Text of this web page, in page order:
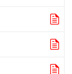


